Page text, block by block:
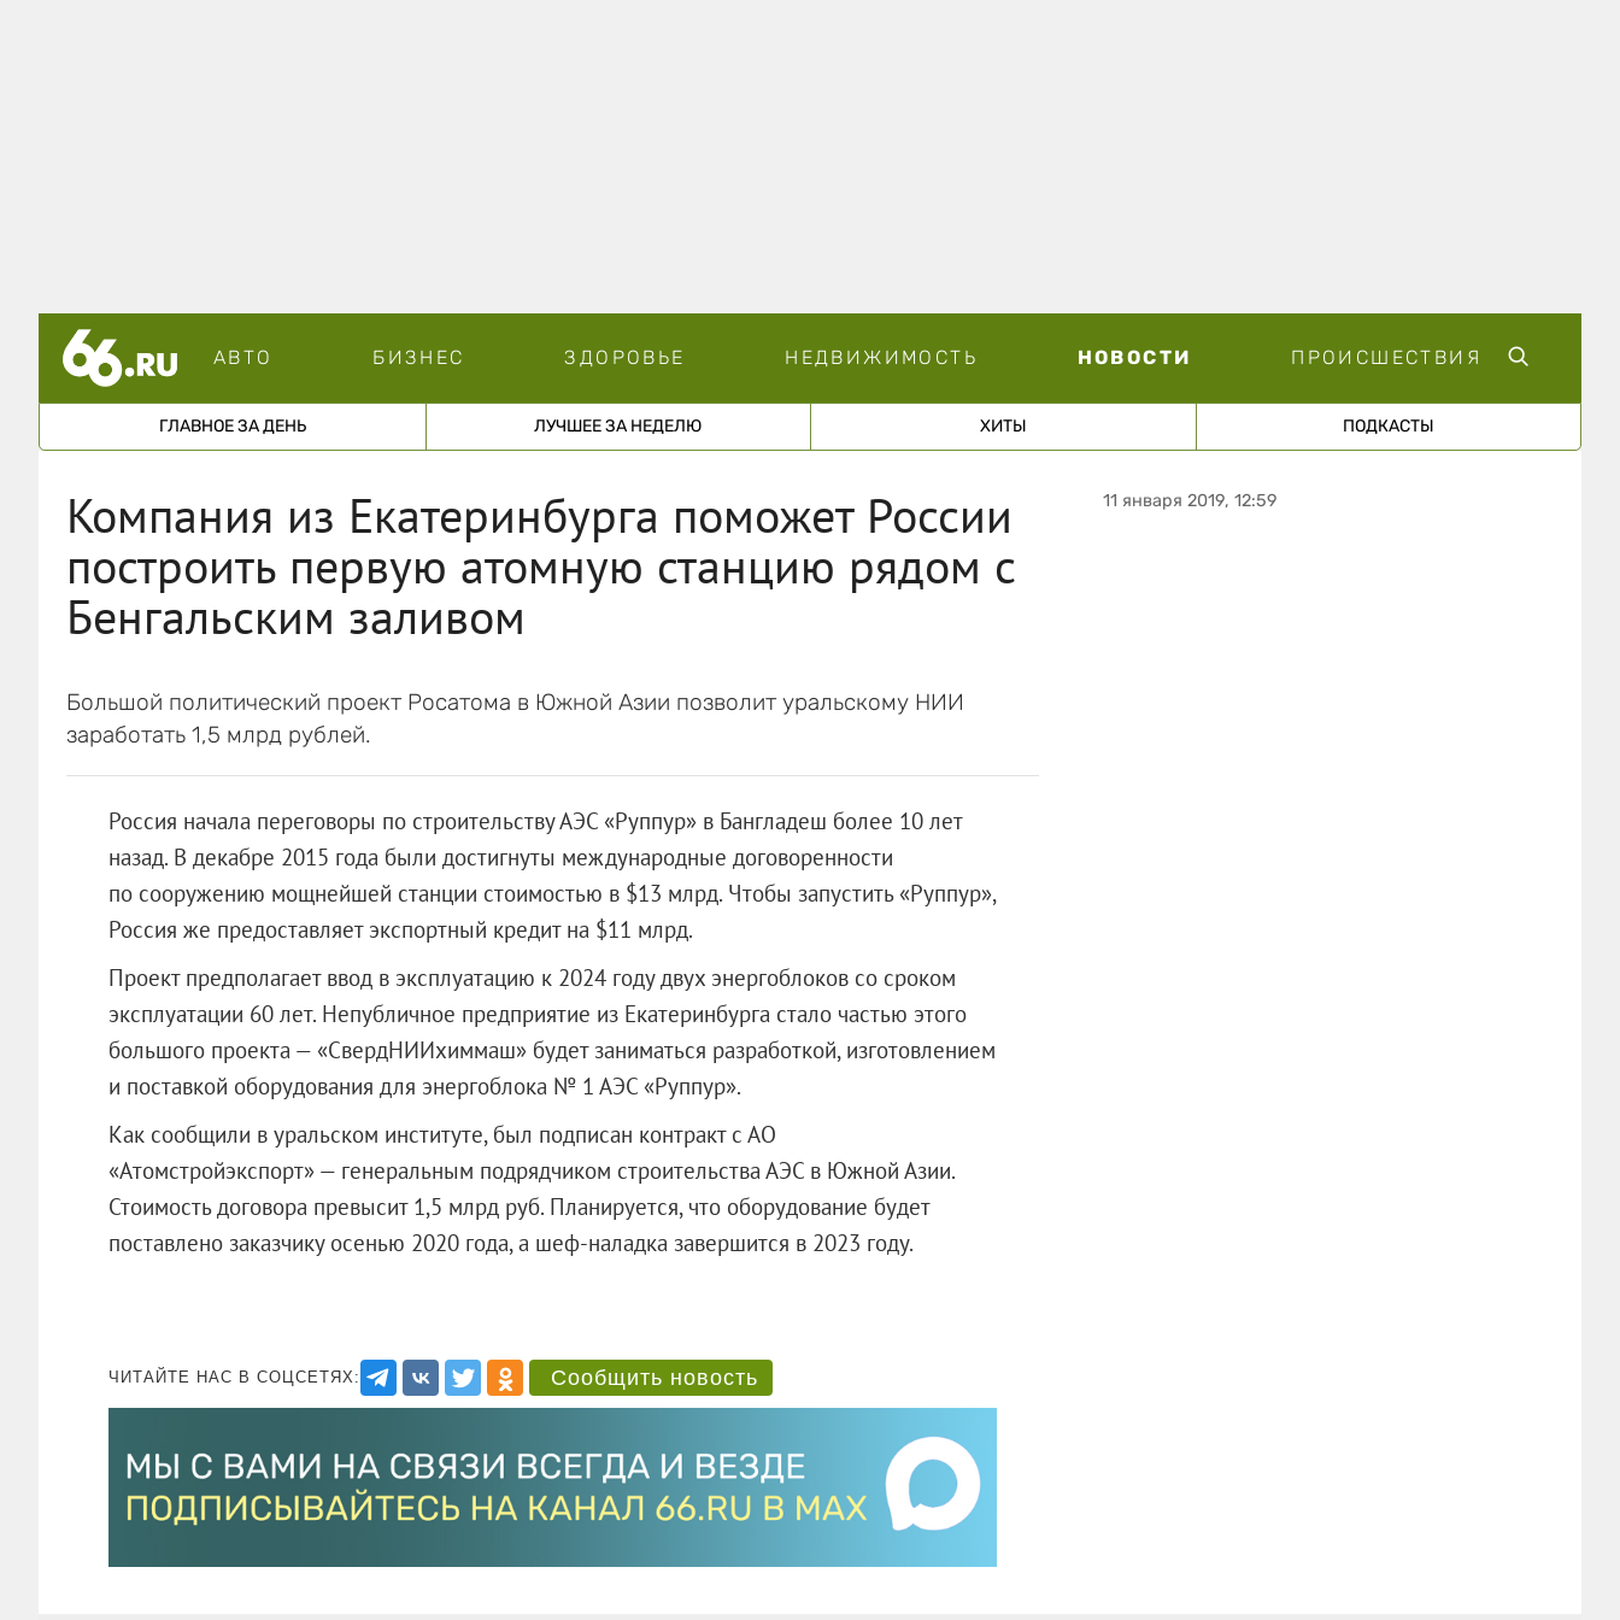
АВТО БИЗНЕС ЗДОРОВЬЕ НЕДВИЖИМОСТЬ НОВОСТИ ПРОИСШЕСТВИЯ
ГЛАВНОЕ ЗА ДЕНЬ ЛУЧШЕЕ ЗА НЕДЕЛЮ ХИТЫ ПОДКАСТЫ
Компания из Екатеринбурга поможет России
построить первую атомную станцию рядом с
Бенгальским заливом
Большой политический проект Росатома в Южной Азии позволит уральскому НИИ
заработать 1,5 млрд рублей.
Россия начала переговоры по строительству АЭС «Руппур» в Бангладеш более 10 лет
назад. В декабре 2015 года были достигнуты международные договоренности
по сооружению мощнейшей станции стоимостью в $13 млрд. Чтобы запустить «Руппур»,
Россия же предоставляет экспортный кредит на $11 млрд.
Проект предполагает ввод в эксплуатацию к 2024 году двух энергоблоков со сроком
эксплуатации 60 лет. Непубличное предприятие из Екатеринбурга стало частью этого
большого проекта — «СвердНИИхиммаш» будет заниматься разработкой, изготовлением
и поставкой оборудования для энергоблока № 1 АЭС «Руппур».
Как сообщили в уральском институте, был подписан контракт с АО
«Атомстройэкспорт» — генеральным подрядчиком строительства АЭС в Южной Азии.
Стоимость договора превысит 1,5 млрд руб. Планируется, что оборудование будет
поставлено заказчику осенью 2020 года, а шеф-наладка завершится в 2023 году.
ЧИТАЙТЕ НАС В СОЦСЕТЯХ: Сообщить новость
11 января 2019, 12:59